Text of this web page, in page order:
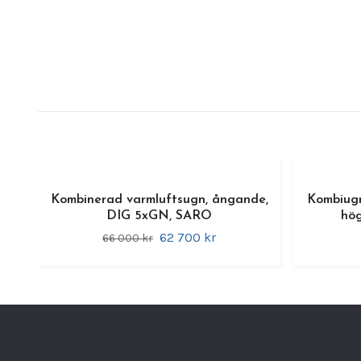
Kombinerad varmluftsugn, ångande,
DIG 5xGN, SARO
66 000 kr 62 700 kr